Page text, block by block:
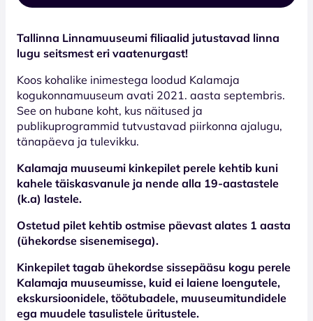
Tallinna Linnamuuseumi filiaalid jutustavad linna
lugu seitsmest eri vaatenurgast!
Koos kohalike inimestega loodud Kalamaja
kogukonnamuuseum avati 2021. aasta septembris.
See on hubane koht, kus näitused ja
publikuprogrammid tutvustavad piirkonna ajalugu,
tänapäeva ja tulevikku.
Kalamaja muuseumi kinkepilet perele kehtib kuni
kahele täiskasvanule ja nende alla 19-aastastele
(k.a) lastele.
Ostetud pilet kehtib ostmise päevast alates 1 aasta
(ühekordse sisenemisega).
Kinkepilet tagab ühekordse sissepääsu kogu perele
Kalamaja muuseumisse, kuid ei laiene loengutele,
ekskursioonidele, töötubadele, muuseumitundidele
ega muudele tasulistele üritustele.